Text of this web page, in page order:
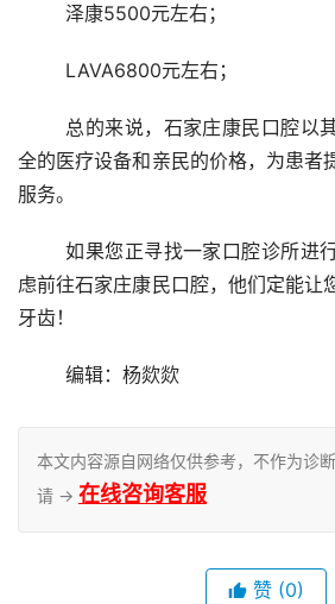
	泽康5500元左右；
	LAVA6800元左右；
全的医疗设备和亲民的价格，为患者
服务。
	如果您正寻找一家口腔诊所进行治疗或询问，不妨考
虑前往石家庄康民口腔，他们定能让
牙齿！
	编辑：杨欻欻
本文内容源自网络仅供参考，不作为诊
请 → 在线咨询客服
赞 (0)